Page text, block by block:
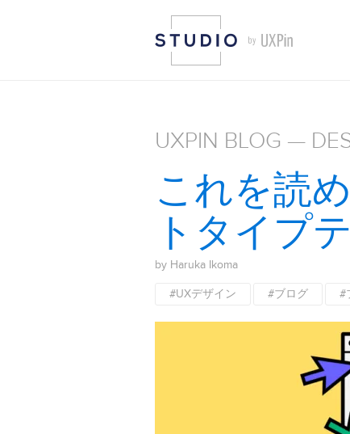
UXPIN BLOG —
これを読
トタイプ
by Haruka Ikoma
#UXデザイン #ブログ #